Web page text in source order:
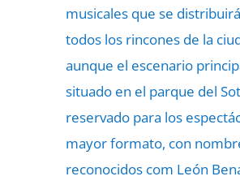
musicales que se
todos los rincones de la
aunque el escenario
situado en el parque del
reservado para los
mayor formato, con
reconocidos com León